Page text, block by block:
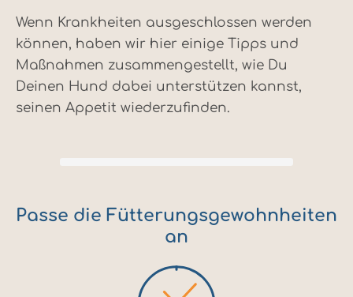
Wenn Krankheiten ausgeschlossen werden
können, haben wir hier einige Tipps und
Maßnahmen zusammengestellt, wie Du
Deinen Hund dabei unterstützen kannst,
seinen Appetit wiederzufinden.
Passe die Fütterungsgewohnheiten
an